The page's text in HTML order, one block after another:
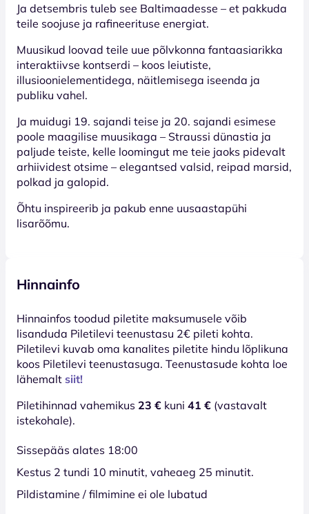
Ja detsembris tuleb see Baltimaadesse – et pakkuda
teile soojuse ja rafineerituse energiat.
Muusikud loovad teile uue põlvkonna fantaasiarikka
interaktiivse kontserdi – koos leiutiste,
illusioonielementidega, näitlemisega iseenda ja
publiku vahel.
Ja muidugi 19. sajandi teise ja 20. sajandi esimese
poole maagilise muusikaga – Straussi dünastia ja
paljude teiste, kelle loomingut me teie jaoks pidevalt
arhiividest otsime – elegantsed valsid, reipad marsid,
polkad ja galopid.
Õhtu inspireerib ja pakub enne uusaastapühi
lisarõõmu.
Hinnainfo
Hinnainfos toodud piletite maksumusele võib
lisanduda Piletilevi teenustasu 2€ pileti kohta.
Piletilevi kuvab oma kanalites piletite hindu lõplikuna
koos Piletilevi teenustasuga. Teenustasude kohta loe
lähemalt siit!
Piletihinnad vahemikus 23 € kuni 41 € (vastavalt
istekohale).
Sissepääs alates 18:00
Kestus 2 tundi 10 minutit, vaheaeg 25 minutit.
Pildistamine / filmimine ei ole lubatud